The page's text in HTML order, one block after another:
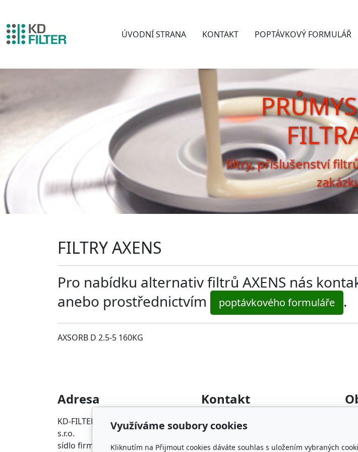
ÚVODNÍ STRANA KONTAKT POPTÁVKOVÝ FORMULÁŘ
filtry, příslušenství
FILTRY AXENS
Pro nabídku alternativ filtrů AXENS nás
anebo prostřednictvím
poptávkového formuláře .
AXSORB D 2.5-5 160KG
Adresa
KD-FILTER, Průmyslová filtrace
s.r.o.
sídlo firmy
Kontakt
info@prumyslova-filtrace.cz
+420 222 364 282
Využíváme soubory cookies
Kliknutím na Přijmout cookies dáváte souhlas s uložením vybraných